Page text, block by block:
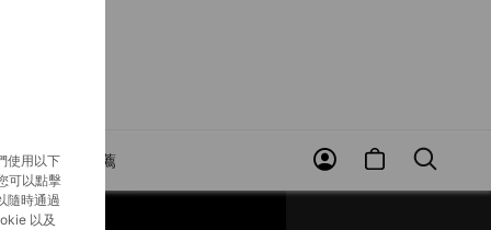
近期推薦
使用以下
可以點擊
隨時通過
以及